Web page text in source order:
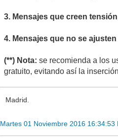
3. Mensajes que creen
4. Mensajes que no se
(**) Nota: se recomienda a los
gratuito, evitando así la
Madrid.
Martes 01 Noviembre 2016 16:34:53